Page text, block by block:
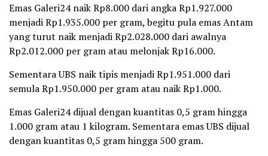
‎Emas Galeri24 naik Rp8.000 dari angka Rp1.927.000
menjadi Rp1.935.000 per gram, begitu pula emas Antam
yang turut naik menjadi Rp2.028.000 dari awalnya
Rp2.012.000 per gram atau melonjak Rp16.000.
‎Sementara UBS naik tipis menjadi Rp1.951.000 dari
semula Rp1.950.000 per gram atau naik Rp1.000.
‎Emas Galeri24 dijual dengan kuantitas 0,5 gram hingga
1.000 gram atau 1 kilogram. Sementara emas UBS dijual
dengan kuantitas 0,5 gram hingga 500 gram.